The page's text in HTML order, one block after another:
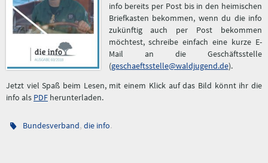
info bereits per Post bis in den heimischen
Briefkasten bekommen, wenn du die info
zukünftig auch per Post bekommen
möchtest, schreibe einfach eine kurze E-
Mail an die Geschäftsstelle
(geschaeftsstelle@waldjugend.de).
Jetzt viel Spaß beim Lesen, mit einem Klick auf das Bild könnt ihr die
info als PDF herunterladen.
Bundesverband,die info.